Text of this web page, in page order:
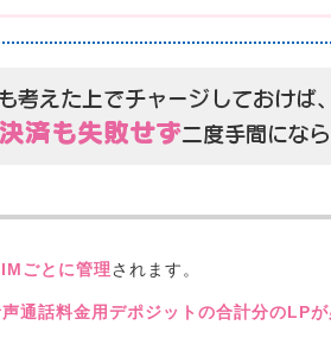
ごとに管理されます。
通話料金用デポジットの合計分のLP